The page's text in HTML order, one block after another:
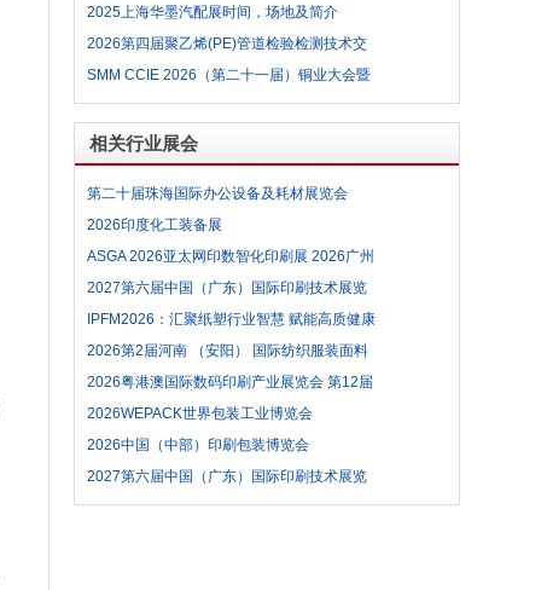
中心，12大展馆亮点合集
2025上海华墨汽配展时间，场地及简介
2026第四届聚乙烯(PE)管道检验检测技术交
流会 第三届广东PE管道产品与检验检测仪器
装备展参展范围及参展费用
SMM CCIE 2026（第二十一届）铜业大会暨
铜产业博览会参展范围及参展费用
相关行业展会
第二十届珠海国际办公设备及耗材展览会
2026印度化工装备展
ASGA 2026亚太网印数智化印刷展 2026广州
国际网印及数智化工业印刷博览会
2027第六届中国（广东）国际印刷技术展览
会（PRINT CHINA）
IPFM2026：汇聚纸塑行业智慧 赋能高质健康
发展
2026第2届河南 （安阳） 国际纺织服装面料
辅料暨设备博览会
2026粤港澳国际数码印刷产业展览会 第12届
广州国际数码印刷、图文快印展览会
2026WEPACK世界包装工业博览会
2026中国（中部）印刷包装博览会
2027第六届中国（广东）国际印刷技术展览
会（PRINT CHINA）